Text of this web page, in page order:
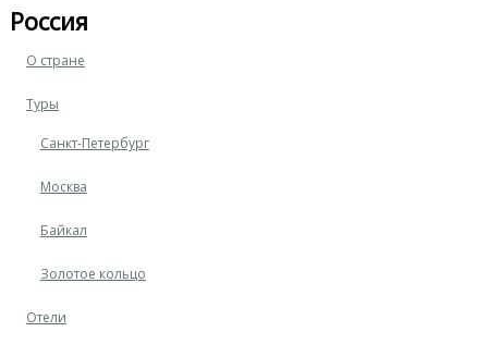
Россия
О стране
Туры
Санкт-Петербург
Москва
Байкал
Золотое кольцо
Отели